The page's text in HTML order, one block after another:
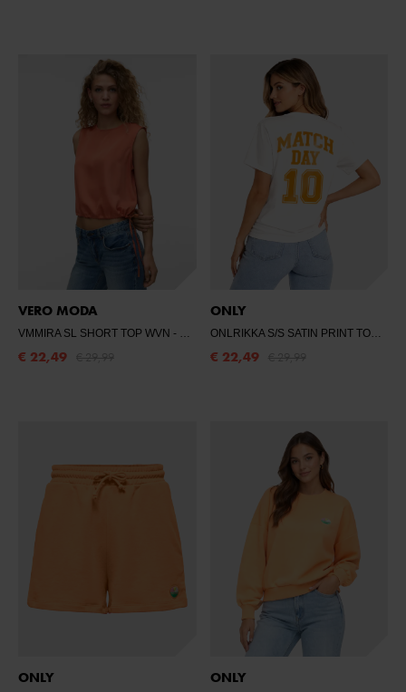
VERO MODA
VMMIRA SL SHORT TOP WVN - LANGOUSTINO
€ 22,49
ONLY
ONLRIKKA S/S SATIN PRINT TOP BOX CS
€ 22,49
ONLY ONLY